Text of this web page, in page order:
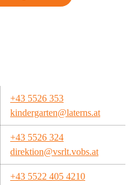
+43 5526 353
kindergarten@laterns.at
+43 5526 324
direktion@vsrlt.vobs.at
+43 5522 405 4210